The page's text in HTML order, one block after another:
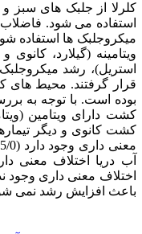
کلرلا از جلبک های سبز و
استفاده می شود.
میکروجلبک ها استفاده
ویتامینه (گیلارد، کانوی
استریل)، رشد
قرار گرفتند. محیطهای
بوده است. با توجه به
کشت دارای ویتامین(
کشت کانوی و دیگر
معنیداری وجود دارد (05/0
آب دریا اختلاف معنی
اختلاف معنی داری وجود
باعث افزایش رشد نمی